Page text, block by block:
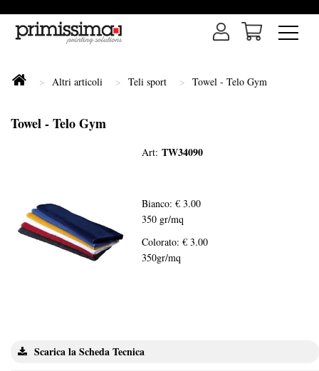
Altri articoli Teli sport Towel - Telo Gym
Towel - Telo Gym
Art: TW34090
Bianco: € 3.00
350 gr/mq
Colorato: € 3.00
350gr/mq
Scarica la Scheda Tecnica